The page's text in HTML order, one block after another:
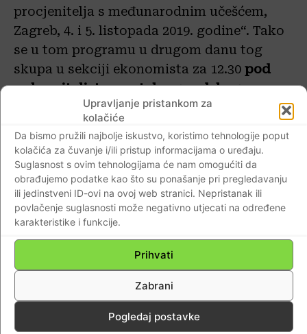
Upravljanje pristankom za
kolačiće
Da bismo pružili najbolje iskustvo, koristimo tehnologije poput
kolačića za čuvanje i/ili pristup informacijama o uređaju.
Suglasnost s ovim tehnologijama će nam omogućiti da
obrađujemo podatke kao što su ponašanje pri pregledavanju
ili jedinstveni ID-ovi na ovoj web stranici. Nepristanak ili
povlačenje suglasnosti može negativno utjecati na određene
karakteristike i funkcije.
Prihvati
Zabrani
Pogledaj postavke
procjenitelja s međunarodnim učešćem,
Zagreb, 4. i 5. listopada 2019. godine“. Tako
se u tom programu u drugom danu tog
skupa u sekciji ekonomista za 12.30 pod
pokroviteljstvom stalnog sudskog
vještaka Zrinka Ručevićanajavljuje tema
„Tečajne i razlike kamata u CHF i s
valutnom klauzulom u CHF (primjeri
izračuna, posebnosti konvertiranih kredita,
najnovija sudska praksa)“.Dakle, bila je
riječ i o konvertiranim kreditima o kojima
na Vrhovnom sudu treba odlučivati i
njegova supruga Goranka Barać Ručević.
Kako je već Vrhovni sud odlučivao o
konvertiranim kreditima, a odluka koja je
na Građanskom odjelu Vrhovnog suda